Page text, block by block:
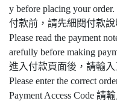
y before placing your order.
付款前，請先細閱付款
Please read the payment
arefully before making
進入付款頁面後，請輸入
Please enter the correct
Payment Access Code 請